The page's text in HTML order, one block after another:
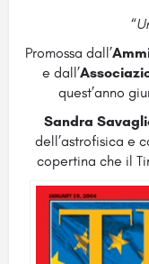
“
Promossa dall’
e dall’
quest’anno
Sandra
dell’astrofisica e
copertina che il